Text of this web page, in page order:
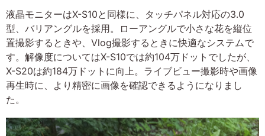
液晶モニターはX-S10と同様に、タッチパネル対応の3.0
型、バリアングルを採用。ローアングルで小さな花を縦位
置撮影するときや、Vlog撮影するときに快適なシステムで
す。解像度についてはX-S10では約104万ドットでしたが、
X-S20は約184万ドットに向上。ライブビュー撮影時や画像
再生時に、より精密に画像を確認できるようになりまし
た。